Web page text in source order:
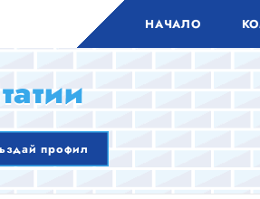
НАЧАЛО
профил